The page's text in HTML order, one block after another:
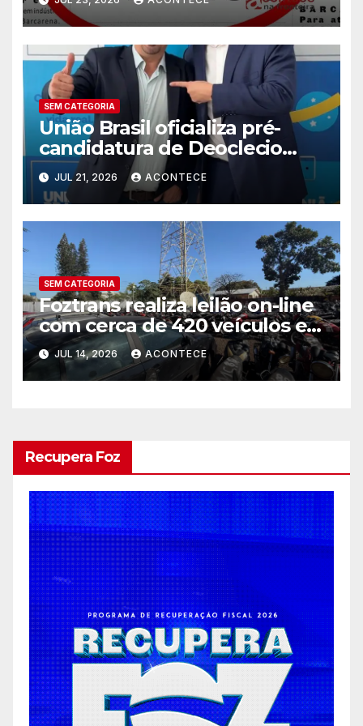
SEM CATEGORIA
União Brasil oficializa pré-
candidatura de Deoclecio
Duarte a deputado estadual
JUL 21, 2026 ACONTECE
SEM CATEGORIA
Foztrans realiza leilão on-line
com cerca de 420 veículos e
sucatas
JUL 14, 2026 ACONTECE
Recupera Foz